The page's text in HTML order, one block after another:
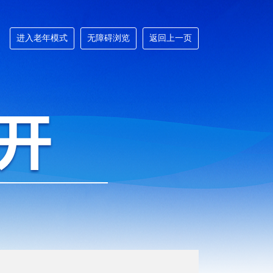
返回上一页
无障碍浏览
进入老年模式